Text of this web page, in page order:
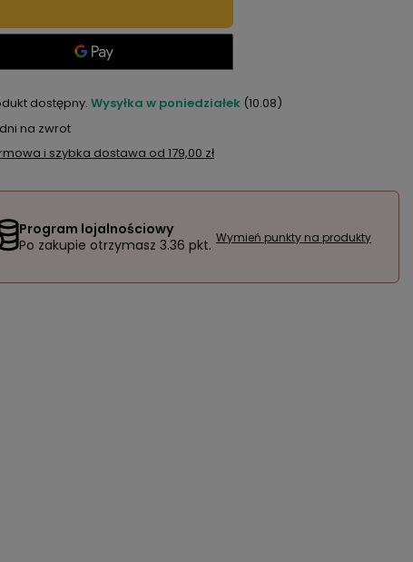
dostępny Wysyłka w poniedziałek (10.08)
dni na zwrot
i szybka dostawa od 179,00 zł
Program lojalnościowy
Po zakupie otrzymasz 3.36 pkt. Wymień punkty na produkty